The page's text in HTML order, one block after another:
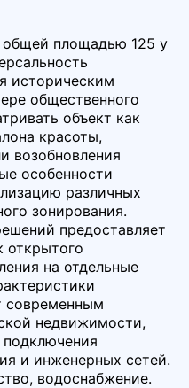
площадью 125 у
историческим
общественного
объект как
красоты,
возобновления
особенности
различных
зонирования.
предоставляет
открытого
на отдельные
современным
недвижимости,
и инженерных сетей.
водоснабжение.